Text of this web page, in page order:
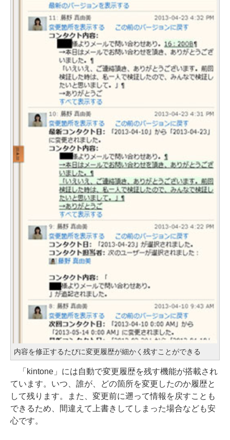
内容を修正するたびに変更履歴が細かく残すことができる
「kintone」には自動で変更履歴を残す機能が搭載され
ています。いつ、誰が、どの箇所を変更したのか履歴と
して残ります。また、変更前に遡って情報を戻すことも
できるため、間違えて上書きしてしまった場合なども安
心です。